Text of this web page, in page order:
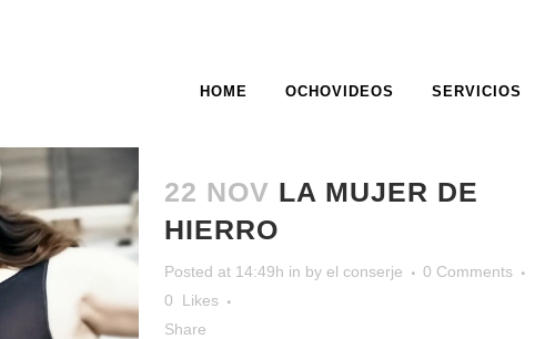
HOME OCHOVIDEOS SERVICIOS
ARCHIVE
22 NOV LA MUJER DE
HIERRO
Posted at 14:49h in by el conserje
0 Comments
0
Likes
Share